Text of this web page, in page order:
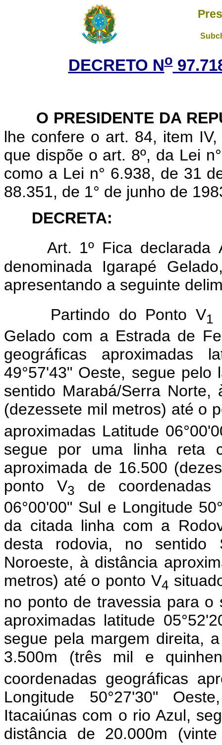
DECRETO No
O PRESIDENTE DA
lhe confere o art. 84, item
que dispõe o art. 8º, da Lei
como a Lei n° 6.938, de 31
88.351, de 1° de junho de
DECRETA:
Art. 1º Fica declarada
denominada Igarapé
apresentando a seguinte
Partindo do Ponto V1
Gelado com a Estrada de
geográficas aproximadas
49°57'43" Oeste, segue
sentido Marabá/Serra
(dezessete mil metros) até o
aproximadas Latitude
segue por uma linha reta
aproximada de 16.500
ponto V3
de coordenadas
06°00'00" Sul e Longitude
da citada linha com a
desta rodovia, no sentido
Noroeste, à distância
metros) até o ponto V4
no ponto de travessia para o
aproximadas latitude
segue pela margem direita,
3.500m (três mil e
coordenadas geográficas
Longitude 50°27'30"
Itacaiúnas com o rio Azul,
distância de 20.000m